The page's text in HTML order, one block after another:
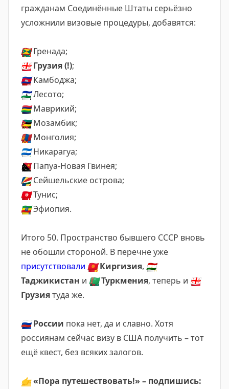
гражданам Соединённые Штаты серьёзно
усложнили визовые процедуры, добавятся:
🇬🇩Гренада;
🇬🇪 Грузия (!);
🇰🇭Камбоджа;
🇱🇸Лесото;
🇲🇺Маврикий;
🇲🇿Мозамбик;
🇲🇳Монголия;
🇳🇮Никарагуа;
🇵🇬Папуа-Новая Гвинея;
🇸🇨Сейшельские острова;
🇹🇳Тунис;
🇪🇹Эфиопия.
Итого 50. Пространство бывшего СССР вновь
не обошли стороной. В перечне уже
присутствовали 🇰🇬 Киргизия, 🇹🇯
Таджикистан и 🇹🇲Туркмения, теперь и 🇬🇪
Грузиятуда же.
🇷🇺 России пока нет, да и славно. Хотя
россиянам сейчас визу в США получить – тот
ещё квест, без всяких залогов.
👉«Пора путешествовать!» – подпишись: